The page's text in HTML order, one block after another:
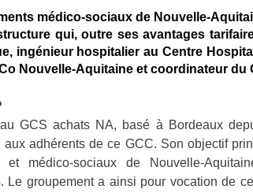
médico-sociaux de Nouvelle-
qui, outre ses avantages
ingénieur hospitalier au Centre
Nouvelle-Aquitaine et coordinateur du
GCS achats NA, basé à Bordeaux
adhérents de ce GCC. Son objectif
médico-sociaux de Nouvelle-
Le groupement a ainsi pour vocation de